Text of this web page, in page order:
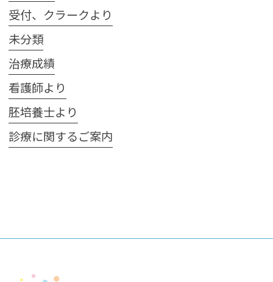
受付、クラークより
未分類
治療成績
看護師より
胚培養士より
診療に関するご案内